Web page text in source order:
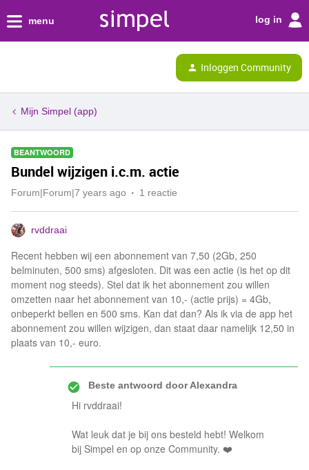
menu log in
Inloggen Community
Mijn Simpel (app)
BEANTWOORD
Bundel wijzigen i.c.m. actie
Forum|Forum|7 years ago 1 reactie
rvddraai
Recent hebben wij een abonnement van 7,50 (2Gb, 250
belminuten, 500 sms) afgesloten. Dit was een actie (is het op dit
moment nog steeds). Stel dat ik het abonnement zou willen
omzetten naar het abonnement van 10,- (actie prijs) = 4Gb,
onbeperkt bellen en 500 sms. Kan dat dan? Als ik via de app het
abonnement zou willen wijzigen, dan staat daar namelijk 12,50 in
plaats van 10,- euro.
Beste antwoord doorAlexandra
Hi rvddraai!
Wat leuk dat je bij ons besteld hebt! Welkom
bij Simpel en op onze Community. ❤️